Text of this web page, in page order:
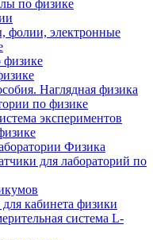
по физике
фолии, электронные
физике
Наглядная физика
по физике
экспериментов
Физика
для лабораторий по
кабинета физики
система L-